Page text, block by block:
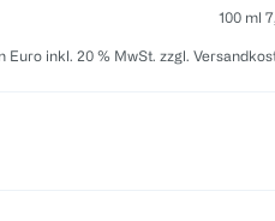
100 ml
Euro inkl. 20 % MwSt. zzgl.